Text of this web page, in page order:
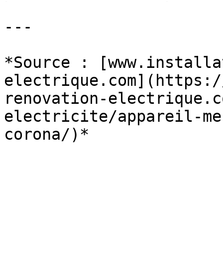
---
*Source :
renovation-
electricite/appareil-